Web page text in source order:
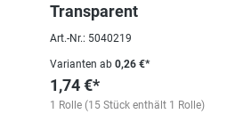
Transparent
Art.-Nr.: 5040219
Varianten ab 0,26 €*
1,74 €*
1 Rolle (15 Stück enthält 1 Rolle)